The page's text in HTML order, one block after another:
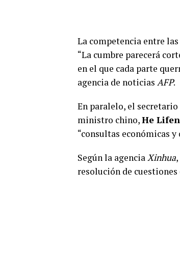
La competencia entre
“La cumbre parecerá
en el que cada parte
agencia de noticias AFP.
En paralelo, el
ministro chino,He
“consultas económicas y
Según la agenciaXinhua
resolución de